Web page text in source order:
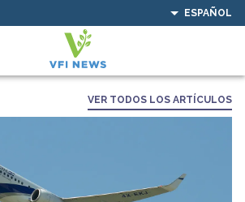
ESPAÑOL
VER TODOS LOS ARTÍCULOS